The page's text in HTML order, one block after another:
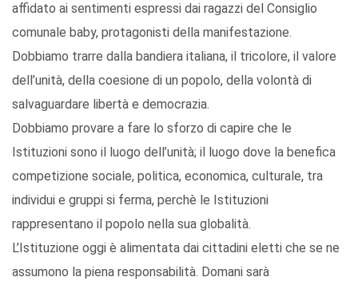
affidato ai sentimenti espressi dai ragazzi del Consiglio
comunale baby, protagonisti della manifestazione.
Dobbiamo trarre dalla bandiera italiana, il tricolore, il valore
dell’unità, della coesione di un popolo, della volontà di
salvaguardare libertà e democrazia.
Dobbiamo provare a fare lo sforzo di capire che le
Istituzioni sono il luogo dell’unità; il luogo dove la benefica
competizione sociale, politica, economica, culturale, tra
individui e gruppi si ferma, perchè le Istituzioni
rappresentano il popolo nella sua globalità.
L’Istituzione oggi è alimentata dai cittadini eletti che se ne
assumono la piena responsabilità. Domani sarà